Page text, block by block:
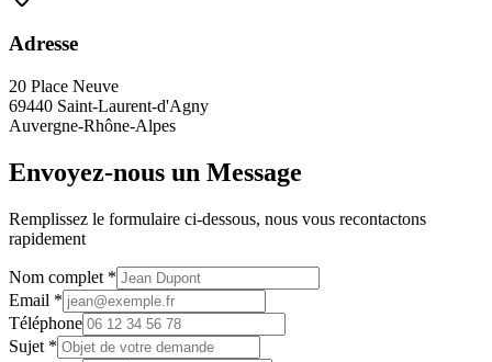
Adresse
20 Place Neuve
69440 Saint-Laurent-d'Agny
Auvergne-Rhône-Alpes
Envoyez-nous un Message
Remplissez le formulaire ci-dessous, nous vous recontactons
rapidement
Nom complet *
Email *
Téléphone
Sujet *